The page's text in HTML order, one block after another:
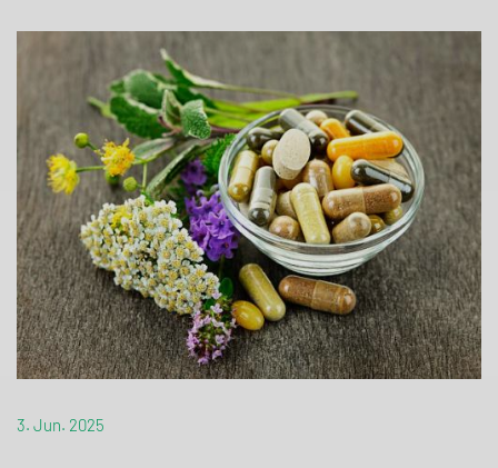
3. Jun. 2025